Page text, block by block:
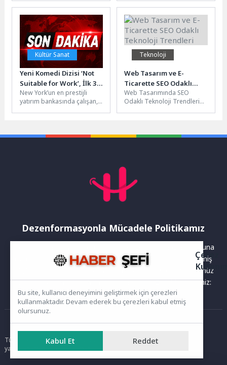
buluşturmaya devam ediyor.
Aydın...
Konumlandırma Tasarım
Çalışmaları”, daha üretken ve
etkili bir...
Kültür Sanat
Yeni Komedi Dizisi ‘Not
Suitable for Work’, İlk 3
Bölümüyle Şimdi Sadece
Disney+’ta Yayında!
New York’un en prestijli
yatırım bankasında çalışan,
Teknoloji
Web Tasarım ve E-
Ticarette SEO Odaklı
Teknoloji Trendleri
Web Tasarımında SEO
Odaklı Teknoloji Trendleri
Dezenformasyonla Mücadele Politikamız
Yayınlanan haberler doğruluk ilkesi gözetilerek hazırlanır. Buna
rağmen bazı içeriklerde eksik, hatalı veya güncelliğini yitirmiş
bilgiler bulunabilir.Yanlış veya yanıltıcı olduğunu düşündüğünüz
haberleri aşağıdaki iletişim kanallarından bize bildirebilirsiniz:
Ana Sayfa
Tüm hakları saklıdır. Sitede yer alan içerikler izinsiz kopyalanamaz,
yayımlanamaz ve kullanılamaz.
Çerez
Bu site, kullanıcı deneyimini geliştirmek için çerezleri
kullanmaktadır. Devam ederek bu çerezleri kabul etmiş
olursunuz.
Kabul Et Reddet